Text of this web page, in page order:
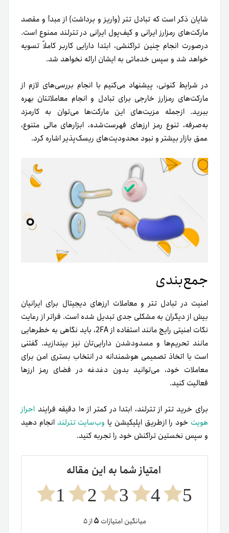
شایان ذکر است که تبادل تتر (واریز و برداشت) از مبدأ و مقصد
مارکت‌های رمزارز ایرانی و کیف‌پول ایرانی در تترلند ممنوع است.
در‌صورت انجام چنین تراکنشی، ابتدا دارایی کاربر کاملاً تسویه
خواهد شد و سپس خدماتی به ایشان ارائه نخواهد شد.
در شرایط کنونی، پیشنهاد می‌کنیم با انجام بررسی‌های لازم از
مارکت‌های رمزارز خارجی برای تبادل و انجام معاملاتتان بهره
ببرید. ازجمله مزیت‌های این مارکت‌ها می‌توان به کارمزد
به‌صرفه، تنوع رمز ارزهای فهرست‌شده، ابزارهای مالی متنوع،
عمق بازار بیشتر و نبود محدودیت‌های ریسک‌پذیراشاره کرد.
جمع‌بندی
امنیت در تبادل تتر و معاملات ارزهای دیجیتال برای ایرانیان
بیش از دیگران به مشکلی جدی تبدیل شده است. فراتر از رعایت
نکات امنیتی رایج مانند استفاده از 2FA، باید نگاهی به خطرهایی
مانند تحریم‌ها و مسدود‌شدن دارایی‌تان نیز بیندازید. گفتنی
است با اتخاذ تصمیمی هوشمندانه در انتخاب بستری امن برای
معاملات خود، می‌توانید بدون دغدغه در فضای رمز ارزها
فعالیت کنید.
برای خرید تتر از تترلند، ابتدا در کمتر از ۱۰ دقیقه فرایند
احراز
هویت خود را از‌طریق اپلیکیشن یا وب‌سایت تترلند انجام دهید
و سپس نخستین تراکنش خود را تجربه کنید.
امتیاز شما به این مقاله
5
4
3
2
1
میانگین امتیازات ۵از ۵